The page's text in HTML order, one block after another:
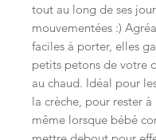
tout au long de ses
mouvementées :)
faciles à porter, elles
petits petons de votre
au chaud. Idéal pour
la crèche, pour rester
même lorsque bébé